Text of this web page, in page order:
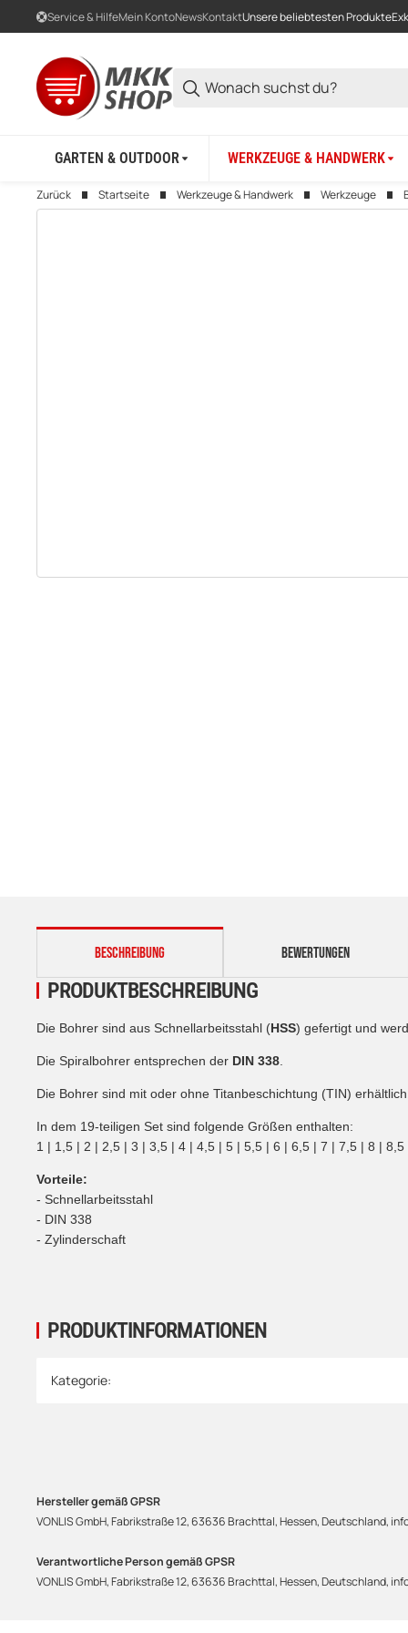
Service & HilfeMein KontoNewsKontaktUnsere beliebtesten Produkte
GARTEN & OUTDOOR WERKZEUGE & HANDWERK
Zurück Startseite Werkzeuge & Handwerk Werkzeuge
weitere Registerkarten anzeigen
BESCHREIBUNG BEWERTUNGEN
PRODUKTINFORMATIONEN
Produkteigenschaft
Wert
Kategorie:
PRODUKTBESCHREIBUNG
Die Bohrer sind aus Schnellarbeitsstahl (HSS) gefertigt und
Die Spiralbohrer entsprechen der DIN 338
Die Bohrer sind mit oder ohne Titanbeschichtung (TIN) erhältlich.
In dem 19-teiligen Set sind folgende Größen enthalten:
1 | 1,5 | 2 | 2,5 | 3 | 3,5 | 4 | 4,5 | 5 | 5,5 | 6 | 6,5 | 7 | 7,5 | 8 |
Vorteile:
- Schnellarbeitsstahl
- DIN 338
- Zylinderschaft
Hersteller gemäß GPSR
VONLIS GmbH, Fabrikstraße 12, 63636 Brachttal, Hessen, Deutschland,
Verantwortliche Person gemäß GPSR
VONLIS GmbH, Fabrikstraße 12, 63636 Brachttal, Hessen, Deutschland,